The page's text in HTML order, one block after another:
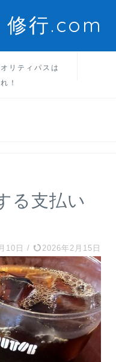
修行.com
リティパスは
！
る支払い
10日 / 2026年2月15日